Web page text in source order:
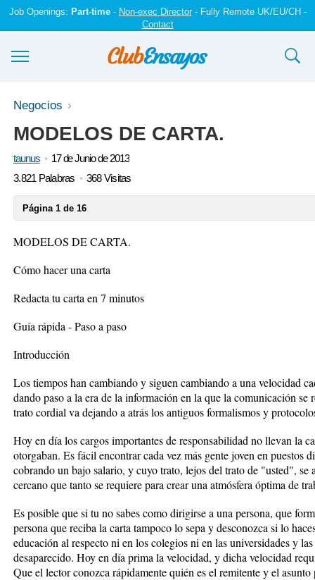
Job Openings: Part-time- Non-exec Director- Fully Remote UK/EU/CH -
Contact
Ensayos y trabajos
Registrarse
Iniciar sesión
Negocios
MODELOS DE CARTA.
taunus
17 de Junio de 2013
3.821 Palabras
368 Visitas
Página 1 de 16
MODELOS DE CARTA.
Cómo hacer una carta
Redacta tu carta en 7 minutos
Guía rápida - Paso a paso
Introducción
Los tiempos han cambiando y siguen cambiando a una velocidad
dando paso a la era de la información en la que la comunicación se
trato cordial va dejando a atrás los antiguos formalismos y
Hoy en día los cargos importantes de responsabilidad no llevan la
otorgaban. Es fácil encontrar cada vez más gente joven en puestos
cobrando un bajo salario, y cuyo trato, lejos del trato de "usted",
cercano que tanto se requiere para crear una atmósfera óptima de
Es posible que si tu no sabes como dirigirse a una persona, que
persona que reciba la carta tampoco lo sepa y desconozca si lo
educación al respecto ni en los colegios ni en las universidades y
desaparecido. Hoy en día prima la velocidad, y dicha velocidad
Que el lector conozca rápidamente quién es el remitente y el asunto